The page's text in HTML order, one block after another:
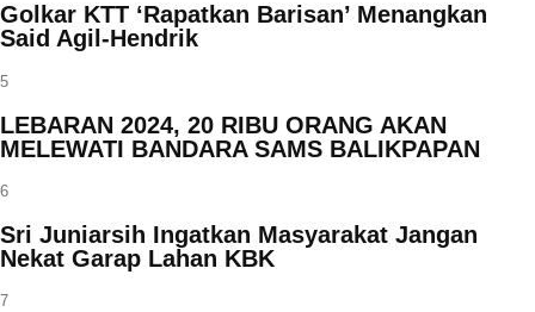
Golkar KTT ‘Rapatkan Barisan’ Menangkan
Said Agil-Hendrik
5
LEBARAN 2024, 20 RIBU ORANG AKAN
MELEWATI BANDARA SAMS BALIKPAPAN
6
Sri Juniarsih Ingatkan Masyarakat Jangan
Nekat Garap Lahan KBK
7